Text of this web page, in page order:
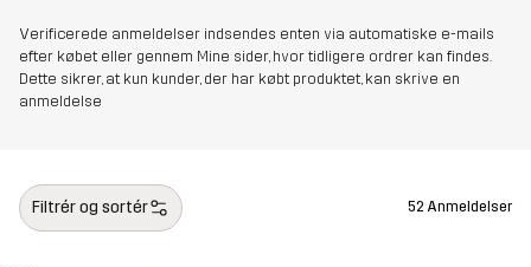
Verificerede anmeldelser indsendes enten via automatiske e-mails
efter købet eller gennem Mine sider, hvor tidligere ordrer kan findes.
Dette sikrer, at kun kunder, der har købt produktet, kan skrive en
anmeldelse
Filtrér og sortér 52 Anmeldelser